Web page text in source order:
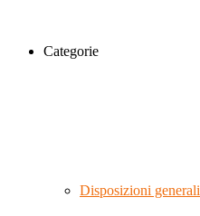
Categorie
Disposizioni generali